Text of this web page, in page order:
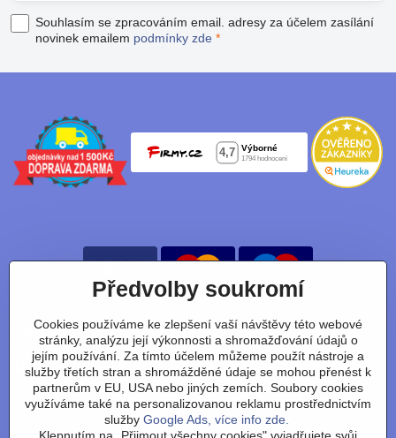
Souhlasím se zpracováním email. adresy za účelem zasílání
novinek emailem podmínky zde *
Nájdete nás taky na:
Facebook Instagram Youtube Tiktok
Obchodní podmínky/vrácení zboží/reklamace/výměna
Předvolby soukromí
Cookies používáme ke zlepšení vaší návštěvy této webové
stránky, analýzu její výkonnosti a shromažďování údajů o
jejím používání. Za tímto účelem můžeme použít nástroje a
služby třetích stran a shromážděné údaje se mohou přenést k
partnerům v EU, USA nebo jiných zemích. Soubory cookies
využíváme také na personalizovanou reklamu prostřednictvím
služby Google Ads, více info zde.